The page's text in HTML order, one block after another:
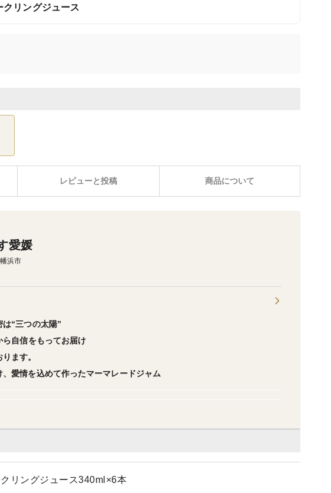
リングジュース
レビューと投稿 商品について
リングジュース340ml×6本
愛媛
浜市
“三つの太陽”
ら自信をもってお届け
ます。
愛情を込めて作ったマーマレードジャム